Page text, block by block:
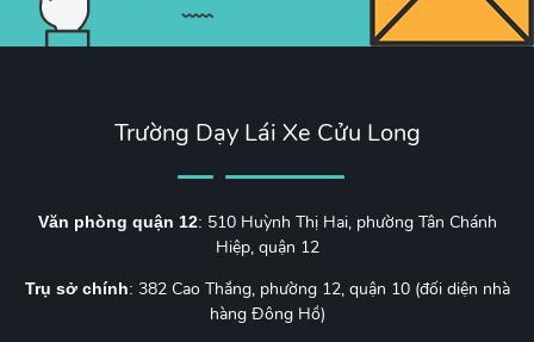
Trường Dạy Lái Xe Cửu Long
Văn phòng quận 12: 510 Huỳnh Thị Hai, phường Tân Chánh
Hiệp, quận 12
Trụ sở chính: 382 Cao Thắng, phường 12, quận 10 (đối diện nhà
hàng Đông Hồ)